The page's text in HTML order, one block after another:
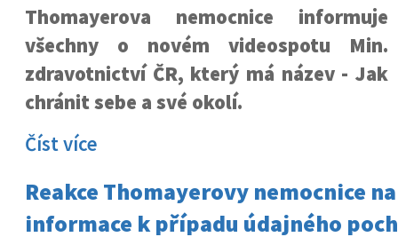
Thomayerova nemocnice informuje
všechny o novém videospotu Min.
zdravotnictví ČR, který má název - Jak
chránit sebe a své okolí.
Číst více
Reakce Thomayerovy nemocnice
informace k případu údajného